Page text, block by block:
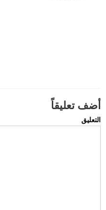
أضف تعليقاً
التعليق